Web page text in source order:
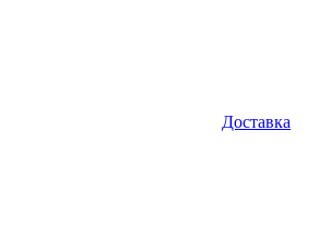
Доставка